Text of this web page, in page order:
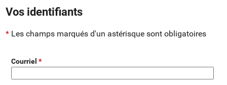
Vos identifiants
Les champs marqués d'un astérisque sont obligatoires
Courriel
*